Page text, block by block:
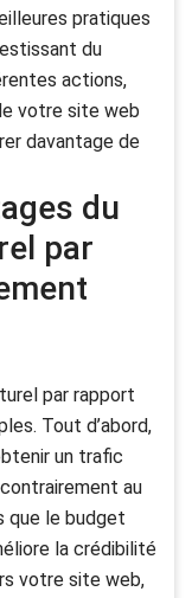
pratiques
du
actions,
votre site web
davantage de
du
par
par rapport
Tout d’abord,
un trafic
au
que le budget
la crédibilité
votre site web,